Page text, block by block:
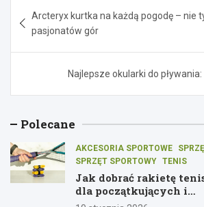
wpisu
Arcteryx kurtka na każdą pogodę – nie
pasjonatów gór
Najlepsze okularki do
Polecane
AKCESORIA SPORTOWE
SPRZĘT SPORTOWY TENIS
Jak dobrać rakietę
dla początkujących i